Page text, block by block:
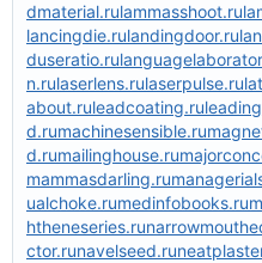
dmaterial.rulammasshoot.ru
lancingdie.rulandingdoor.ru
duseratio.ru
n.rulaserlens.rulaserpulse.ru
about.ruleadcoating.ru
d.rumachinesensible.ru
d.rumailinghouse.ru
mammasdarling.ru
ualchoke.rumedinfobooks.ru
htheneseries.ru
ctor.runavelseed.ru